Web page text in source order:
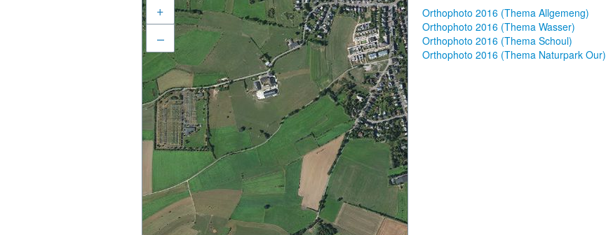
+
–
Orthophoto 2016 (Thema Allgemeng)
Orthophoto 2016 (Thema Wasser)
Orthophoto 2016 (Thema Schoul)
Orthophoto 2016 (Thema Naturpark Our)